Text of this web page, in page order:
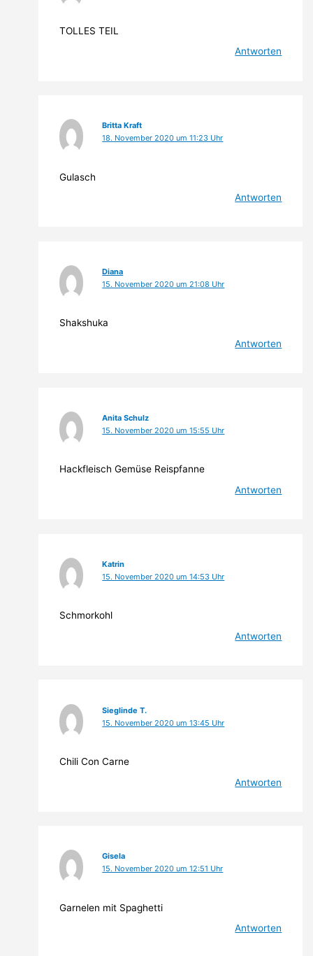
TOLLES TEIL
Antworten
Britta Kraft
18. November 2020 um 11:23 Uhr
Gulasch
Antworten
Diana
15. November 2020 um 21:08 Uhr
Shakshuka
Antworten
Anita Schulz
15. November 2020 um 15:55 Uhr
Hackfleisch Gemüse Reispfanne
Antworten
Katrin
15. November 2020 um 14:53 Uhr
Schmorkohl
Antworten
Sieglinde T.
15. November 2020 um 13:45 Uhr
Chili Con Carne
Antworten
Gisela
15. November 2020 um 12:51 Uhr
Garnelen mit Spaghetti
Antworten